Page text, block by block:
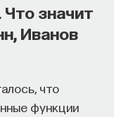
значит
Иванов
что
функции
управлять
с нами